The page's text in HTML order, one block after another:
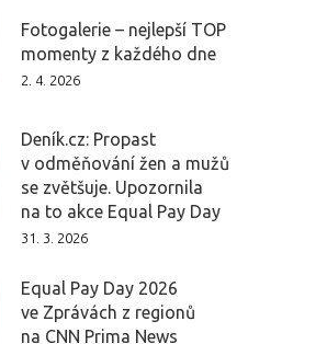
Fotogalerie – nejlepší TOP
momenty z každého dne
2. 4. 2026
Deník.cz: Propast
v odměňování žen a mužů
se zvětšuje. Upozornila
na to akce Equal Pay Day
31. 3. 2026
Equal Pay Day 2026
ve Zprávách z regionů
na CNN Prima News